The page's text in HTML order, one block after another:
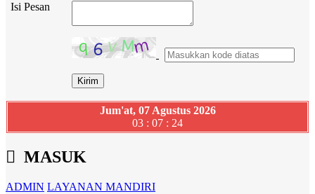
Isi Pesan
Jum'at, 07 Agustus 2026
03 : 07 : 24
MASUK
ADMIN LAYANAN MANDIRI